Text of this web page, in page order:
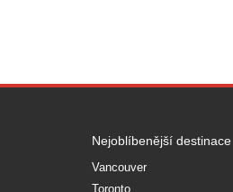
Nejoblíbenější destinace
Vancouver
Toronto